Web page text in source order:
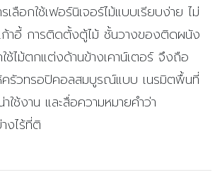
เลือกใช้เฟอร์นิเจอร์ไม้แบบเรียบง่าย ไม่
ก้าอี้ การติดตั้งตู้ไม้ ชั้นวางของติดผนัง
ช้ไม้ตกแต่งด้านข้างเคาน์เตอร์ จึงถือ
ห้ครัวทรอปิคอลสมบูรณ์แบบ เนรมิตพื้นที่
ใช้งาน และสื่อความหมายคำว่า
งไร้ที่ติ